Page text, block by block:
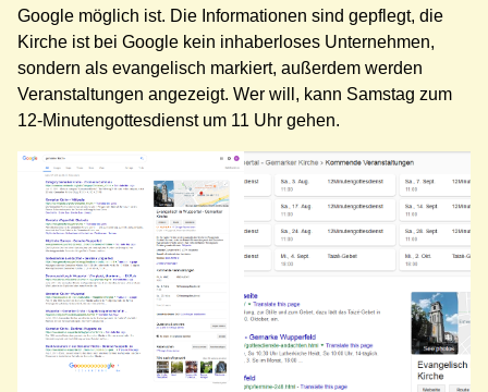
Google möglich ist. Die Informationen sind gepflegt, die
Kirche ist bei Google kein inhaberloses Unternehmen,
sondern als evangelisch markiert, außerdem werden
Veranstaltungen angezeigt. Wer will, kann Samstag zum
12-Minutengottesdienst um 11 Uhr gehen.